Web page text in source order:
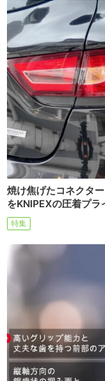
焼け焦げたコネクタ
をKNIPEXの圧着プラ
特集